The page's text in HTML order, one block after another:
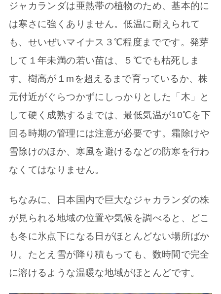
ジャカランダは亜熱帯の植物のため、基本的に
は寒さに強くありません。低温に耐えられて
も、せいぜいマイナス３℃程度までです。発芽
して１年未満の若い苗は、５℃でも枯死しま
す。樹高が１mを超えるまで育っているか、株
元付近がぐらつかずにしっかりとした「木」と
して硬く成熟するまでは、最低気温が10℃を下
回る時期の管理には注意が必要です。霜除けや
雪除けのほか、寒風を避けるなどの防寒を行わ
なくてはなりません。
ちなみに、日本国内で巨大なジャカランダの株
が見られる地域の位置や気候を調べると、どこ
も冬に氷点下になる日がほとんどない場所ばか
り。たとえ雪が降り積もっても、数時間で完全
に溶けるような温暖な地域がほとんどです。